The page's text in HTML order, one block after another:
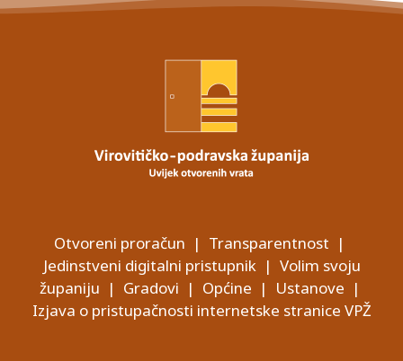
Otvoreni proračun | Transparentnost |
Jedinstveni digitalni pristupnik| Volim svoju
županiju | Gradovi | Općine | Ustanove |
Izjava o pristupačnosti internetske stranice VPŽ